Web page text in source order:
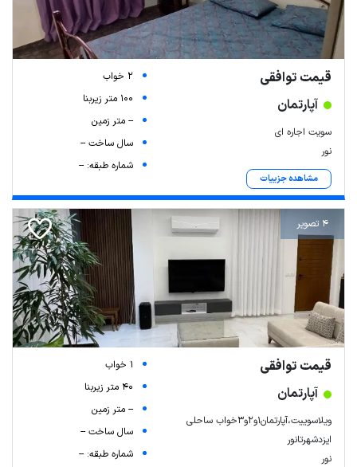
قیمت توافقی
آپارتمان
سویت اجاره ای
نور
مشاهده جزییات
2 خواب
100 متر زیربنا
-- متر زمین
سال ساخت --
شماره طبقه: --
4 تصویر
قیمت توافقی
آپارتمان
ویلاسوییت،آپارتمان۱و۲و۳خواب ساحلی
ایزدشهرتانور
نور
1 خواب
40 متر زیربنا
-- متر زمین
سال ساخت --
شماره طبقه: --